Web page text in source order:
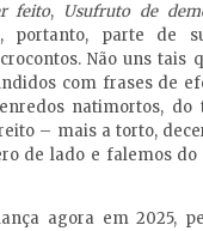
feito, Usufruto de
portanto, parte de
Não uns tais
com frases de
natimortos,
– mais a torto,
de lado e falemos
agora em 2025,